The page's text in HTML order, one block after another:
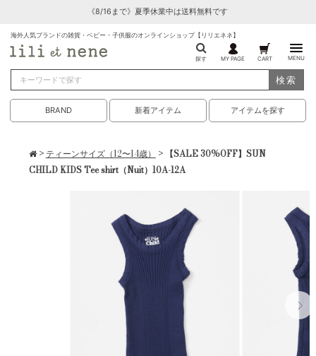
《8/16まで》夏季休業中は送料無料です
海外人気ブランドの雑貨・ベビー・子供服のオンラインショップ【リリエネネ】
探す MY PAGE CART MENU
検索
BRAND 新着アイテム アイテムを探す
> ティーンサイズ（12〜14歳） > 【SALE 30%OFF】SUN
CHILD KIDS Tee shirt（Nuit）10A-12A